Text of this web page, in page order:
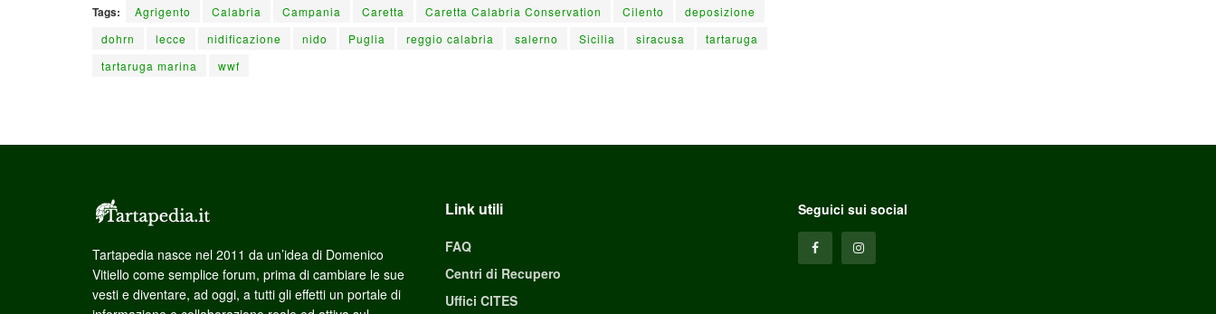
Tags: Agrigento Calabria Campania Caretta Caretta Calabria Conservation Cilento
deposizione
dohrn
lecce nidificazione nido Puglia reggio calabria salerno Sicilia siracusa
tartaruga
tartaruga marina
wwf
Tartapedia nasce nel 2011 da un’idea di Domenico
Vitiello come semplice forum, prima di cambiare le sue
vesti e diventare, ad oggi, a tutti gli effetti un portale di
Link utili
FAQ
Centri di Recupero
Uffici CITES
Seguici sui social